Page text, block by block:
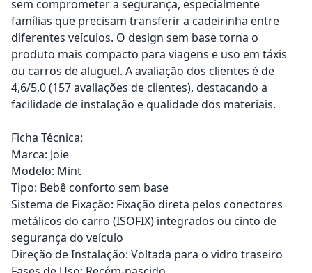
sem comprometer a segurança, especialmente
famílias que precisam transferir a cadeirinha entre
diferentes veículos. O design sem base torna o
produto mais compacto para viagens e uso em táxis
ou carros de aluguel. A avaliação dos clientes é de
4,6/5,0 (157 avaliações de clientes), destacando a
facilidade de instalação e qualidade dos materiais.
Ficha Técnica:
Marca: Joie
Modelo: Mint
Tipo: Bebê conforto sem base
Sistema de Fixação: Fixação direta pelos conectores
metálicos do carro (ISOFIX) integrados ou cinto de
segurança do veículo
Direção de Instalação: Voltada para o vidro traseiro